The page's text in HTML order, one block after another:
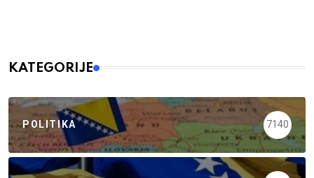
KATEGORIJE
POLITIKA 7140